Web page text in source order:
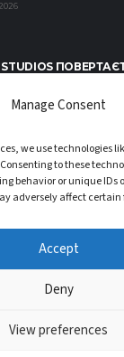
Manage Consent
we use technologies
to these
behavior or unique IDs
adversely affect
Accept
Deny
View preferences
STUDIOS
АРСЕНАЛА: ЧИ
КРИЗУ?
РЕАЛУ:
МОЖЕ ЗАШКОДИТИ